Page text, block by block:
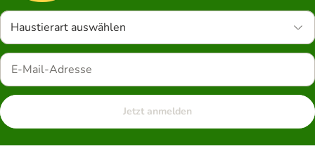
Haustierart auswählen
Jetzt anmelden